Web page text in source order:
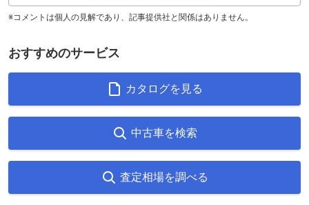
※コメントは個人の見解であり、記事提供社と関係はありません。
おすすめのサービス
カタログを見る
中古車を検索
査定相場を調べる